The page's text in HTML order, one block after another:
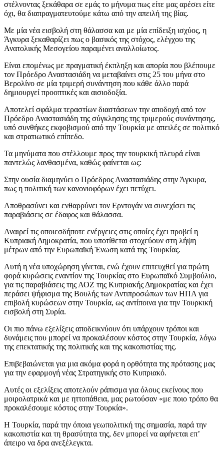
στέλνοντας ξεκάθαρα σε εμάς το μήνυμα πως είτε μας αρέσει είτε
όχι, θα διαπραγματευτούμε κάτω από την απειλή της βίας.
Με μία νέα εισβολή στη θάλασσα και με μία επίδειξη ισχύος, η
Άγκυρα ξεκαθαρίζει πως ο βασικός της στόχος, ελέγχου της
Ανατολικής Μεσογείου παραμένει αναλλοίωτος.
Είναι επομένως με πραγματική έκπληξη και απορία που βλέπουμε
τον Πρόεδρο Αναστασιάδη να μεταβαίνει στις 25 του μήνα στο
Βερολίνο σε μία τριμερή συνάντηση που κάθε άλλο παρά
δημιουργεί προοπτικές και αισιοδοξία.
Αποτελεί σφάλμα τεραστίων διαστάσεων την αποδοχή από τον
Πρόεδρο Αναστασιάδη της σύγκλησης της τριμερούς συνάντησης,
υπό συνθήκες εκφοβισμού από την Τουρκία με απειλές σε πολιτικό
και στρατιωτικό επίπεδο.
Τα μηνύματα που στέλλουμε προς την τουρκική πλευρά είναι
παντελώς λανθασμένα, καθώς φαίνεται ως:
Στην ουσία διαμηνύει ο Πρόεδρος Αναστασιάδης στην Άγκυρα,
πως η πολιτική των κανονιοφόρων έχει πετύχει.
Αποθρασύνει και ενθαρρύνει τον Ερντογάν να συνεχίσει τις
παραβιάσεις σε έδαφος και θάλασσα.
Αναιρεί τις οποιεσδήποτε ενέργειες στις οποίες έχει προβεί η
Κυπριακή Δημοκρατία, που υποτίθεται στοχεύουν στη λήψη
μέτρων από την Ευρωπαϊκή Ένωση κατά της Τουρκίας.
Αυτή η νέα υποχώρηση γίνεται, ενώ έχουν επιτευχθεί για πρώτη
φορά κυρώσεις εναντίον της Τουρκίας στο Ευρωπαϊκό Συμβούλιο,
για τις παραβιάσεις της ΑΟΖ της Κυπριακής Δημοκρατίας και έχει
περάσει ψήφισμα της Βουλής των Αντιπροσώπων των ΗΠΑ για
επιβολή κυρώσεων στην Τουρκία, ως αντίποινα για την Τουρκική
εισβολή στη Συρία.
Οι πιο πάνω εξελίξεις αποδεικνύουν ότι υπάρχουν τρόποι και
δυνάμεις που μπορεί να προκαλέσουν κόστος στην Τουρκία, λόγω
της επεκτατικής της πολιτικής και της κακοπιστίας της.
Επιβεβαιώνεται για μια ακόμα φορά η ορθότητα της πρότασης μας
για την εφαρμογή νέας Στρατηγικής στο Κυπριακό.
Αυτές οι εξελίξεις αποτελούν ράπισμα για όλους εκείνους που
μοιρολατρικά και με ηττοπάθεια, μας ρωτούσαν «με ποιο τρόπο θα
προκαλέσουμε κόστος στην Τουρκία».
Η Τουρκία, παρά την όποια γεωπολιτική της σημασία, παρά την
κακοπιστία και τη θρασύτητα της, δεν μπορεί να αφήνεται επ’
άπειρο να δρα ανεξέλεγκτα.